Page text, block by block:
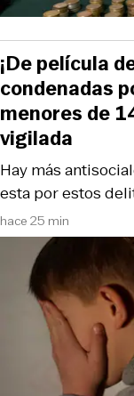
hace 25 min
Hay más
esta por estos
¡De película
condenadas
menores de
vigilada